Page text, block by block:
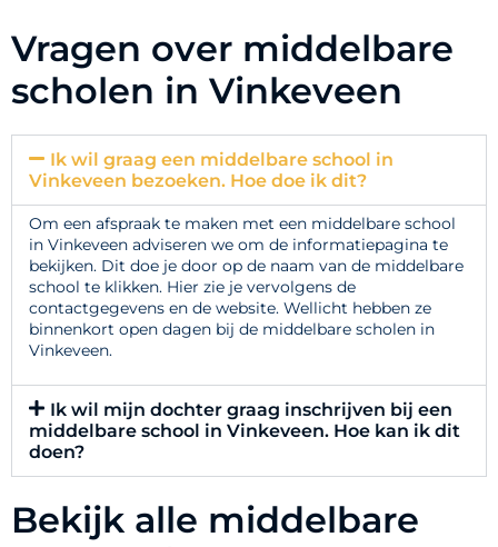
Vragen over middelbare
scholen in Vinkeveen
Ik wil graag een middelbare school in
Vinkeveen bezoeken. Hoe doe ik dit?
Om een afspraak te maken met een middelbare school
in Vinkeveen adviseren we om de informatiepagina te
bekijken. Dit doe je door op de naam van de middelbare
school te klikken. Hier zie je vervolgens de
contactgegevens en de website. Wellicht hebben ze
binnenkort open dagen bij de middelbare scholen in
Vinkeveen.
Ik wil mijn dochter graag inschrijven bij een
middelbare school in Vinkeveen. Hoe kan ik dit
doen?
Bekijk alle middelbare